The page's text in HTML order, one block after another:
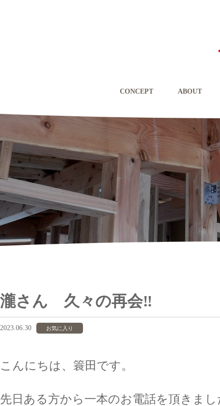
CONCEPT ABOUT
瀧さん 久々の再会‼
2023.06.30 お気に入り
こんにちは、簑田です。
先日ある方から一本のお電話を頂きまし